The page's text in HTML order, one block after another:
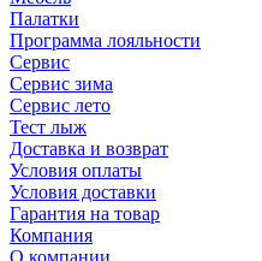
Палатки
Программа лояльности
Сервис
Сервис зима
Сервис лето
Тест лыж
Доставка и возврат
Условия оплаты
Условия доставки
Гарантия на товар
Компания
О компании